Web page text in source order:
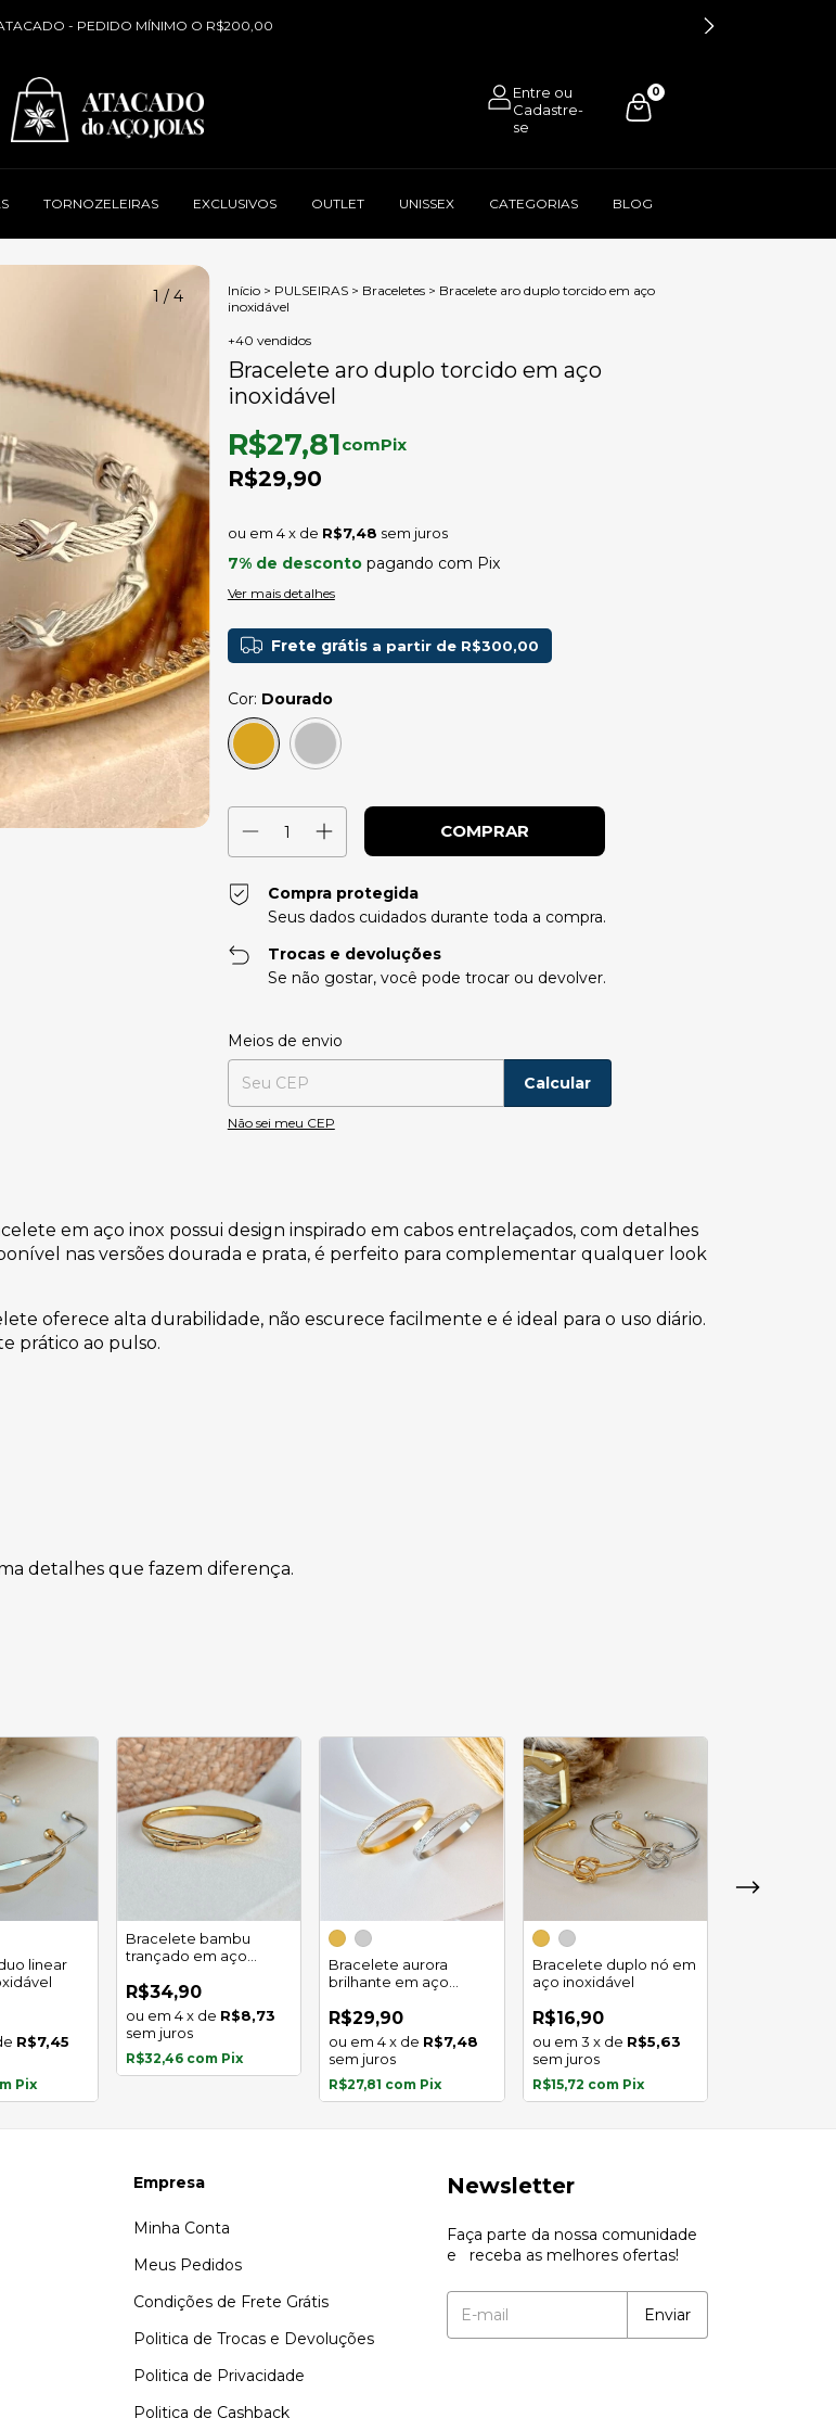
- PEDIDO MÍNIMO O R$200,00
0
TORNOZELEIRAS EXCLUSIVOS OUTLET UNISSEX CATEGORIAS BLOG
1 / 4 Início > PULSEIRAS > Braceletes > Bracelete aro duplo torcido em aço
inoxidável
+40 vendidos
Bracelete aro duplo torcido em aço
inoxidável
R$29,90
R$27,81comPix
4 x de R$7,48 sem juros
7% de descontopagando com Pix
Ver mais detalhes
Frete grátis a partir de R$300,00
Cor: Dourado
Compra protegida
Seus dados cuidados durante toda a compra.
Trocas e devoluções
Se não gostar, você pode trocar ou devolver.
Entregas para o CEP:
Meios de envio
Calcular
Não sei meu CEP
em aço inox possui design inspirado em cabos entrelaçados, com detalhes
nas versões dourada e prata, é perfeito para complementar qualquer look
oferece alta durabilidade, não escurece facilmente e é ideal para o uso diário.
prático ao pulso.
detalhes que fazem diferença.
linear
R$7,45
Pix
Bracelete bambu
trançado em aço
R$34,90
4x de R$8,73
sem juros
R$32,46 com Pix
Bracelete aurora
brilhante em aço
R$29,90
4 x de R$7,48
sem juros
R$27,81 com Pix
Bracelete duplo nó em
aço inoxidável
R$16,90
3 x de R$5,63
sem juros
R$15,72 com Pix
Empresa
Minha Conta
Meus Pedidos
Condições de Frete Grátis
Politica de Trocas e Devoluções
Politica de Privacidade
Politica de Cashback
Newsletter
Faça parte da nossa comunidade
e receba as melhores ofertas!